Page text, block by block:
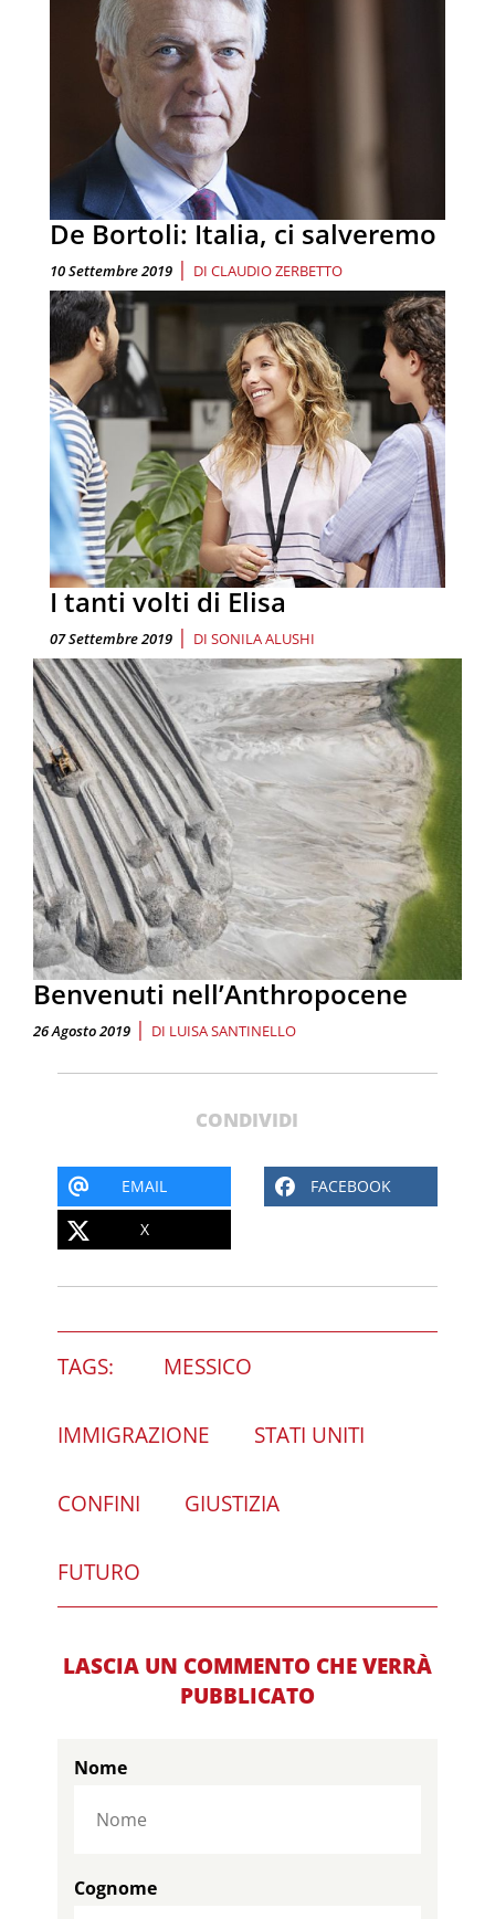
De Bortoli: Italia, ci salveremo
10 Settembre 2019 | DI CLAUDIO ZERBETTO
I tanti volti di Elisa
07 Settembre 2019 | DI SONILA ALUSHI
Benvenuti nell’Anthropocene
26 Agosto 2019 | DI LUISA SANTINELLO
CONDIVIDI
EMAIL FACEBOOK
X
TAGS: MESSICO
IMMIGRAZIONE STATI UNITI
CONFINI GIUSTIZIA
FUTURO
LASCIA UN COMMENTO CHE VERRÀ
PUBBLICATO
Nome
Cognome